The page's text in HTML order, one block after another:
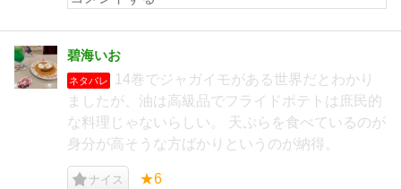
碧海いお
ネタバレ
14巻でジャガイモがある世界だとわかり
ましたが、油は高級品でフライドポテトは庶民的
な料理じゃないらしい。 天ぷらを食べているのが
身分が高そうな方ばかりというのが納得。
ナイス ★6